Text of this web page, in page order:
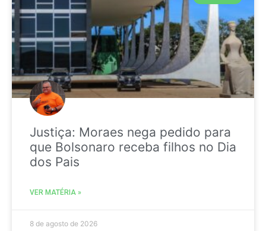
Justiça: Moraes nega pedido para
que Bolsonaro receba filhos no Dia
dos Pais
VER MATÉRIA »
8 de agosto de 2026